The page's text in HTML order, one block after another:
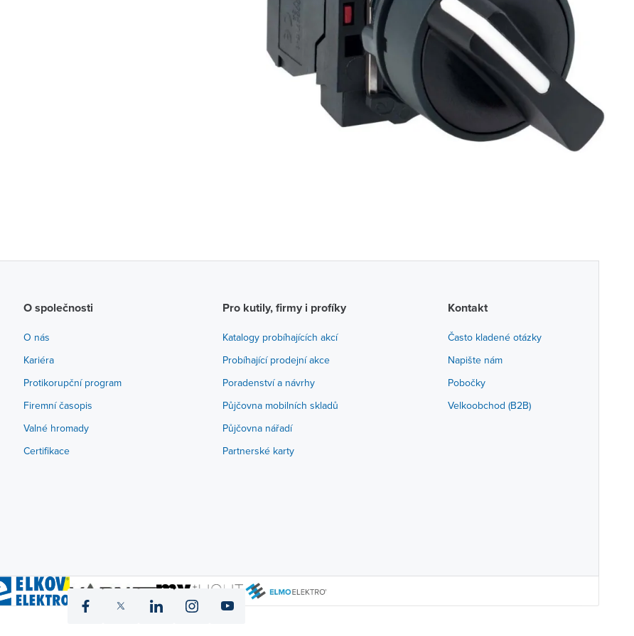
O společnosti
O nás
Kariéra
Protikorupční program
Firemní časopis
Valné hromady
Certifikace
Pro kutily, firmy i profíky
Katalogy probíhajících akcí
Probíhající prodejní akce
Poradenství a návrhy
Půjčovna mobilních skladů
Půjčovna nářadí
Partnerské karty
Kontakt
Často kladené otázky
Napište nám
Pobočky
Velkoobchod (B2B)
icon
icon
icon
icon
icon